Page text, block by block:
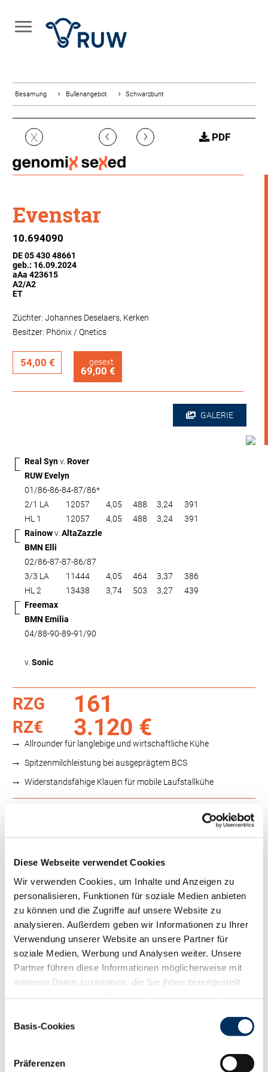
Diese Webseite verwendet Cookies
Wir verwenden Cookies, um Inhalte und Anzeigen zu
personalisieren, Funktionen für soziale Medien anbieten
zu können und die Zugriffe auf unsere Website zu
analysieren. Außerdem geben wir Informationen zu Ihrer
Verwendung unserer Website an unsere Partner für
soziale Medien, Werbung und Analysen weiter. Unsere
Partner führen diese Informationen möglicherweise mit
weiteren Daten zusammen, die Sie ihnen bereitgestellt
Cookies, wenn Sie unsere Webseite weiterhin nutzen.
Basis-Cookies
Präferenzen
Besamung Bullenangebot Schwarzbunt
X ‹ › PDF
Evenstar
10.694090
DE 05 430 48661
geb.: 16.09.2024
aAa 423615
A2/A2
ET
Züchter: Johannes Deselaers, Kerken
Besitzer: Phönix / Qnetics
54,00 € gesext
69,00 €
GALERIE
Real Synv. Rover
RUW Evelyn
01/86-86-84-87/86*
2/1 LA
12057 4,05 488 3,24
391
HL 1
12057 4,05 488 3,24
391
Rainowv. AltaZazzle
BMN Elli
02/86-87-87-86/87
3/3 LA
11444 4,05 464 3,37
386
HL 2
13438 3,74 503 3,27
439
Freemax
BMN Emilia
04/88-90-89-91/90
v. Sonic
RZG 161
RZ€ 3.120 €
Allrounder für langlebige und wirtschaftliche Kühe
Spitzenmilchleistung bei ausgeprägtem BCS
Widerstandsfähige Klauen für mobile Laufstallkühe
RZS
RZR
RZKd
103
RZKm
RZÖko
153
Gesundheit
RZGesund
128
RZEuterfit
RZKlaue
122
114
RZRepro
112
RZKälberfit 113